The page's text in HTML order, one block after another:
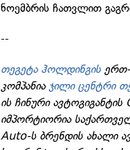
ნოემბრის ჩათვლით
--
თეგეტა ჰოლდინგის
კომპანიაჯილი ცენტრი
ის ჩინური
იმპორტიორია
Auto-ს ბრენდის ახალი